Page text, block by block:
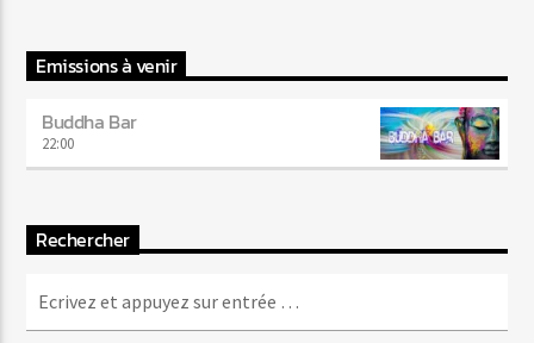
Emissions à venir
Buddha Bar
22:00
Rechercher